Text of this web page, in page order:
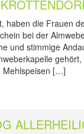
haben die Frauen
bei der
und stimmige
Mehlspeisen […]